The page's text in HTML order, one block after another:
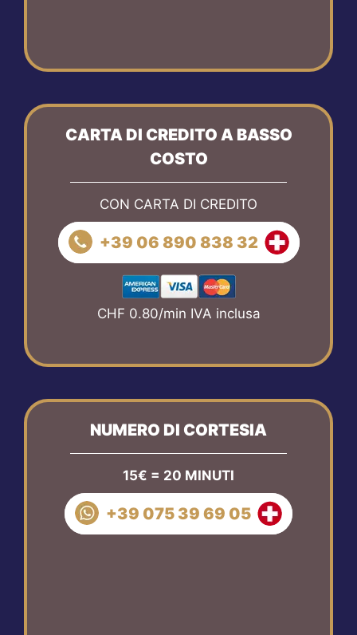
CARTA DI CREDITO A BASSO
COSTO
CON CARTA DI CREDITO
+39 06 890 838 32
CHF 0.80/min IVA inclusa
NUMERO DI CORTESIA
15€ = 20 MINUTI
+39 075 39 69 05